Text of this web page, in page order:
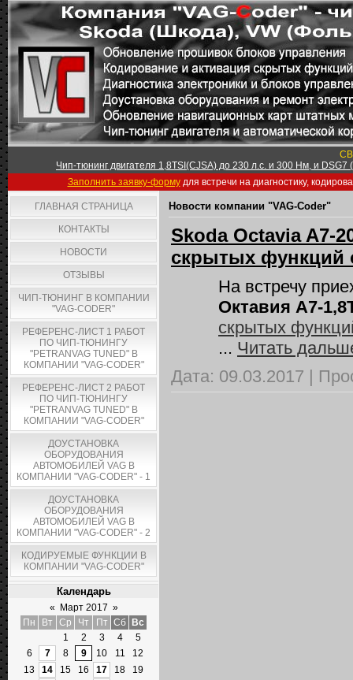
Чип-тюнинг двигателя 1,8TSI(CJSA) до 230 л.с. и 300 Нм, и
Заполнить заявку-формудля встречи на диагностику,
ГЛАВНАЯ СТРАНИЦА
КОНТАКТЫ
НОВОСТИ
ОТЗЫВЫ
ЧИП-ТЮНИНГ В КОМПАНИИ
"VAG-CODER"
РЕФЕРЕНС-ЛИСТ 1 РАБОТ
ПО ЧИП-ТЮНИНГУ
"PETRANVAG TUNED" В
КОМПАНИИ "VAG-CODER"
РЕФЕРЕНС-ЛИСТ 2 РАБОТ
ПО ЧИП-ТЮНИНГУ
"PETRANVAG TUNED" В
КОМПАНИИ "VAG-CODER"
ДОУСТАНОВКА
ОБОРУДОВАНИЯ
АВТОМОБИЛЕЙ VAG В
КОМПАНИИ "VAG-CODER" - 1
ДОУСТАНОВКА
ОБОРУДОВАНИЯ
АВТОМОБИЛЕЙ VAG В
КОМПАНИИ "VAG-CODER" - 2
КОДИРУЕМЫЕ ФУНКЦИИ В
КОМПАНИИ "VAG-CODER"
Календарь
« Март 2017 »
Пн
Вт Ср Чт Пт Сб
Вс
1
2 3 4
5
6
7 8 9 10 11
12
13
14 15 16 17 18
19
Новости компании "VAG-Coder"
Skoda Octavia A7-
скрытых функций
На встречу
Октавия А7-
скрытых
... Читать
Дата: 09.03.2017 |